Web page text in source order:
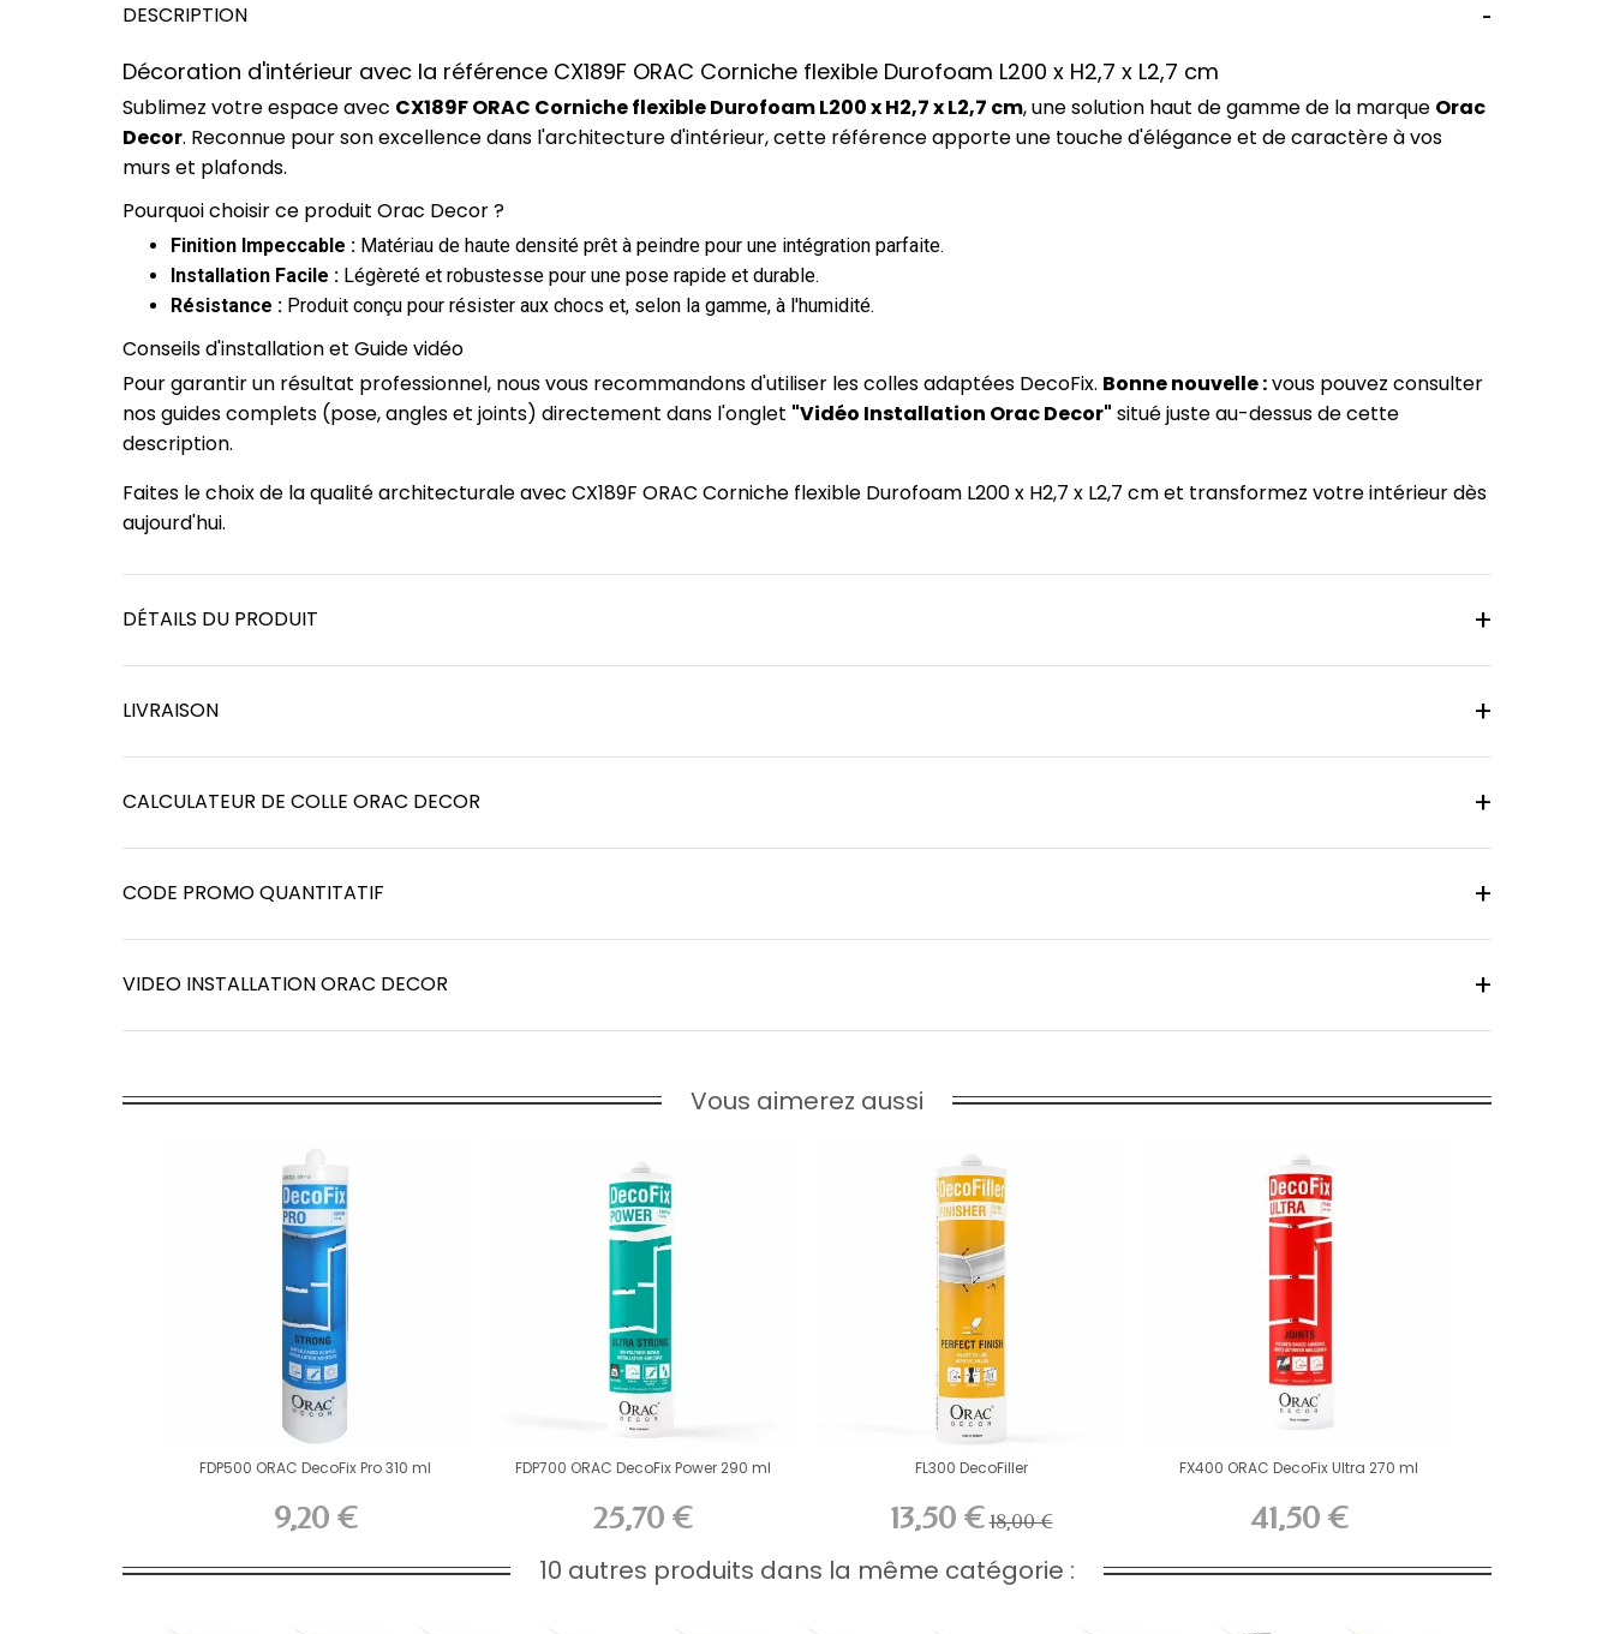
DESCRIPTION
Décoration d'intérieur avec la référence CX189F ORAC Corniche flexible Durofoam L200 x H2,7 x L2,7 cm
Sublimez votre espace avec CX189F ORAC Corniche flexible Durofoam L200 x H2,7 x L2,7 cm, une solution haut de gamme de la marque Orac
Decor. Reconnue pour son excellence dans l'architecture d'intérieur, cette référence apporte une touche d'élégance et de caractère à vos
murs et plafonds.
Pourquoi choisir ce produit Orac Decor ?
Finition Impeccable : Matériau de haute densité prêt à peindre pour une intégration parfaite.
Installation Facile : Légèreté et robustesse pour une pose rapide et durable.
Résistance : Produit conçu pour résister aux chocs et, selon la gamme, à l'humidité.
Conseils d'installation et Guide vidéo
Pour garantir un résultat professionnel, nous vous recommandons d'utiliser les colles adaptées DecoFix. Bonne nouvelle :vous pouvez consulter
nos guides complets (pose, angles et joints) directement dans l'onglet "Vidéo Installation Orac Decor" situé juste au-dessus de cette
description.
Faites le choix de la qualité architecturale avec CX189F ORAC Corniche flexible Durofoam L200 x H2,7 x L2,7 cm et transformez votre intérieur dès
aujourd'hui.
DÉTAILS DU PRODUIT
LIVRAISON
CALCULATEUR DE COLLE ORAC DECOR
CODE PROMO QUANTITATIF
VIDEO INSTALLATION ORAC DECOR
Vous aimerez aussi
FDP500 ORAC DecoFix Pro 310 ml
9,20 €
FDP700 ORAC DecoFix Power 290 ml
25,70 €
FL300 DecoFiller
13,50 € 18,00 €
FX400 ORAC DecoFix Ultra 270 ml
41,50 €
10 autres produits dans la même catégorie :